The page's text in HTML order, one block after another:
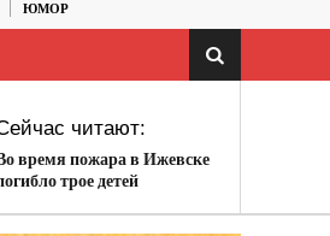
ЮМОР
читают:
время пожара в Ижевске
трое детей